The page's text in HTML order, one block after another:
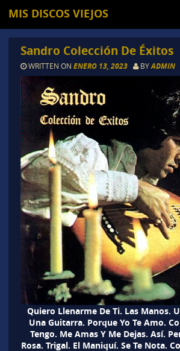
MIS DISCOS VIEJOS
Sandro Colección De Éxitos
WRITTEN ON ENERO 13, 2023 BYADMIN
Quiero Llenarme De Ti. Las Manos.
Una Guitarra. Porque Yo Te Amo.
Tengo. Me Amas Y Me Dejas. Así.
Rosa. Trigal. El Maniquí. Se Te Nota.